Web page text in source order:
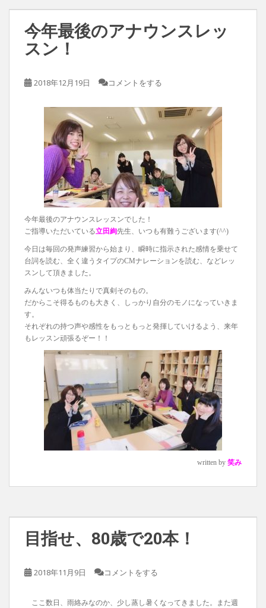
今年最後のアナウンスレッ
スン！
2018年12月19日 コメントをする
今年最後のアナウンスレッスンでした！
ご指導いただいている立田絢先生、いつも有難うございます(^^)
今日は毎回の発声練習から始まり、瞬時に指示された感情を乗せて
台詞を読む、全く違うタイプのCMナレーションを読む、などレッ
スンして頂きました。
みんないつも体当たりで真剣そのもの。
だからこそ得るものも大きく、しっかり自分のモノになっていきま
す。
それぞれの持つ声や感性をもっともっと発揮していけるよう、来年
もレッスン頑張るぞー！！
written by 笑み
目指せ、80歳で20本！
2018年11月9日 コメントをする
ここ数日、雨絡みなのか、少し蒸し暑くなってきました。また週